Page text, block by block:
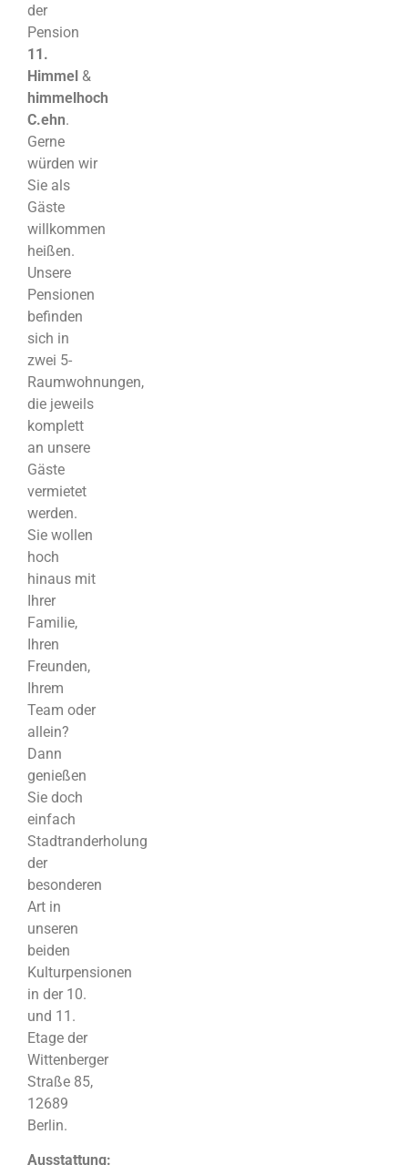
der
Pension
11.
Himmel &
himmelhoch
C.ehn.
Gerne
würden wir
Sie als
Gäste
willkommen
heißen.
Unsere
Pensionen
befinden
sich in
zwei 5-
Raumwohnungen,
die jeweils
komplett
an unsere
Gäste
vermietet
werden.
Sie wollen
hoch
hinaus mit
Ihrer
Familie,
Ihren
Freunden,
Ihrem
Team oder
allein?
Dann
genießen
Sie doch
einfach
Stadtranderholung
der
besonderen
Art in
unseren
beiden
Kulturpensionen
in der 10.
und 11.
Etage der
Wittenberger
Straße 85,
12689
Berlin.
Ausstattung: